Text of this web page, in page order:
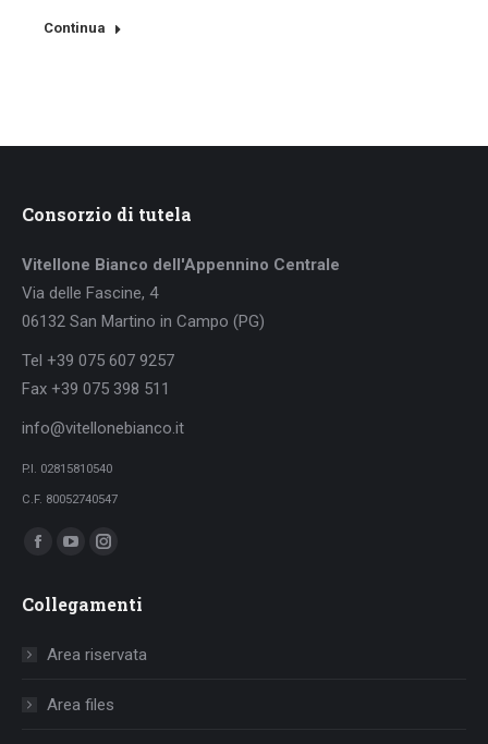
Continua
Consorzio di tutela
Vitellone Bianco dell'Appennino Centrale
Via delle Fascine, 4
06132 San Martino in Campo (PG)
Tel +39 075 607 9257
Fax +39 075 398 511
info@vitellonebianco.it
P.I. 02815810540
C.F. 80052740547
Ci puoi trovare su:
Facebook
opens
window
YouTube
opens
window
Instagram
opens
Collegamenti
Area riservata
Area files